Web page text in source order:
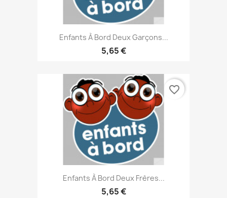
Enfants À Bord Deux Garçons...
5,65 €
Enfants À Bord Deux Frères...
5,65 €
favorite_border